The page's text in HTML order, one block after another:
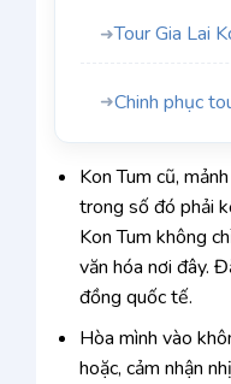
➜Tour Gia Lai
➜Chinh phục
Kon Tum cũ,
trong số đó phải
Kon Tum không
văn hóa nơi đây.
đồng quốc tế.
Hòa mình vào
hoặc, cảm nhận